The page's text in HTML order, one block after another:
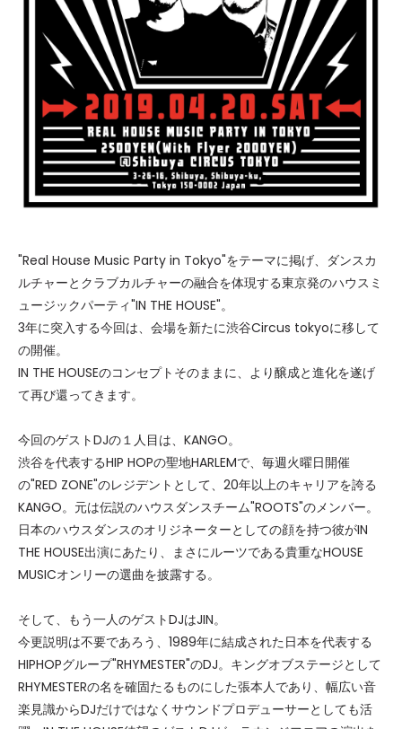
"Real House Music Party in Tokyo"をテーマに掲げ、ダンスカ
ルチャーとクラブカルチャーの融合を体現する東京発のハウスミ
ュージックパーティ"IN THE HOUSE"。
3年に突入する今回は、会場を新たに渋谷Circus tokyoに移して
の開催。
IN THE HOUSEのコンセプトそのままに、より醸成と進化を遂げ
て再び還ってきます。
今回のゲストDJの１人目は、KANGO。
渋谷を代表するHIP HOPの聖地HARLEMで、毎週火曜日開催
の"RED ZONE"のレジデントとして、20年以上のキャリアを誇る
KANGO。元は伝説のハウスダンスチーム"ROOTS"のメンバー。
日本のハウスダンスのオリジネーターとしての顔を持つ彼がIN
THE HOUSE出演にあたり、まさにルーツである貴重なHOUSE
MUSICオンリーの選曲を披露する。
そして、もう一人のゲストDJはJIN。
今更説明は不要であろう、1989年に結成された日本を代表する
HIPHOPグループ"RHYMESTER"のDJ。キングオブステージとして
RHYMESTERの名を確固たるものにした張本人であり、幅広い音
楽見識からDJだけではなくサウンドプロデューサーとしても活